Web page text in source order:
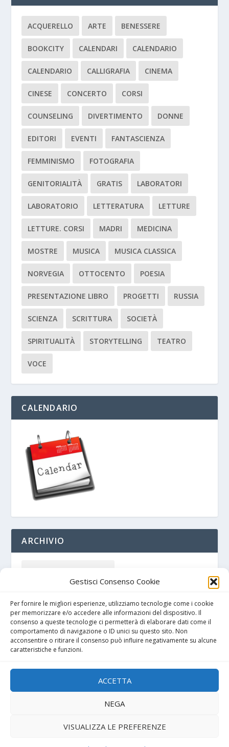
Gestisci Consenso Cookie
Per fornire le migliori esperienze, utilizziamo tecnologie come i cookie
per memorizzare e/o accedere alle informazioni del dispositivo. Il
consenso a queste tecnologie ci permetterà di elaborare dati come il
comportamento di navigazione o ID unici su questo sito. Non
acconsentire o ritirare il consenso può influire negativamente su alcune
caratteristiche e funzioni.
ACCETTA
NEGA
VISUALIZZA LE PREFERENZE
ACQUERELLO ARTE BENESSERE
BOOKCITY CALENDARI CALENDARIO
CALENDARIO CALLIGRAFIA CINEMA
CINESE CONCERTO CORSI
COUNSELING DIVERTIMENTO DONNE
EDITORI EVENTI FANTASCIENZA
FEMMINISMO FOTOGRAFIA
GENITORIALITÀ GRATIS LABORATORI
LABORATORIO LETTERATURA LETTURE
LETTURE. CORSI MADRI MEDICINA
MOSTRE MUSICA MUSICA CLASSICA
NORVEGIA OTTOCENTO POESIA
PRESENTAZIONE LIBRO PROGETTI RUSSIA
SCIENZA SCRITTURA SOCIETÀ
SPIRITUALITÀ STORYTELLING TEATRO
VOCE
CALENDARIO
ARCHIVIO